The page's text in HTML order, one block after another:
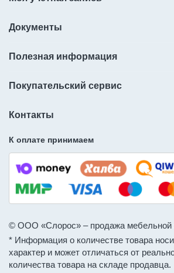
Документы
Полезная информация
Покупательский сервис
Контакты
К оплате принимаем
© ООО «Слорос» – продажа мебельной
* Информация о количестве товара
характер и может отличаться от
количества товара на складе продавца.